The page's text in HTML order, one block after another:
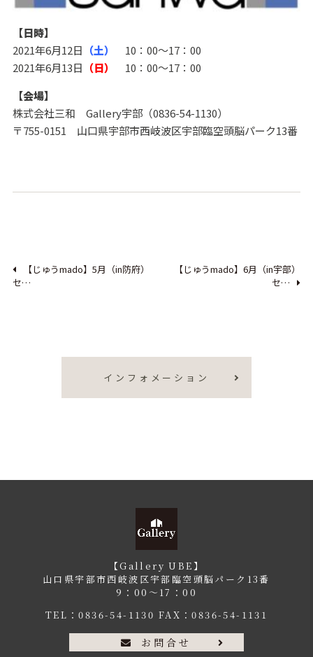
【日時】
2021年6月12日 （土）
10：00～17：00
2021年6月13日 （日）
10：00～17：00
【会場】
株式会社三和 Gallery宇部（0836-54-1130）
〒755-0151 山口県宇部市西岐波区宇部臨空頭脳パーク13番
【じゅうmado】5月（in防府）
セ…
【じゅうmado】6月（in宇部）
セ…
インフォメーション
【Gallery UBE】
山口県宇部市西岐波区宇部臨空頭脳パーク13番
9：00〜17：00
TEL：0836-54-1130 FAX：0836-54-1131
お問合せ